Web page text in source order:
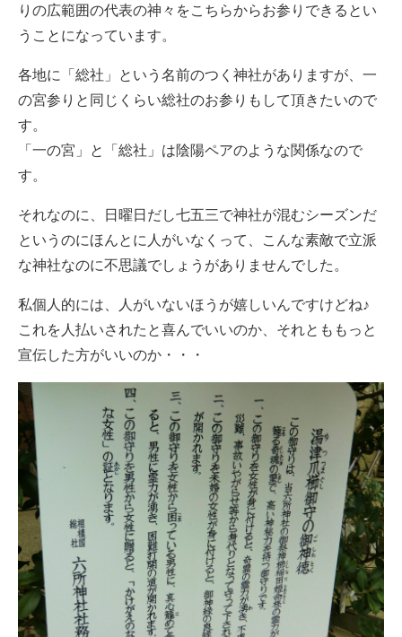
りの広範囲の代表の神々をこちらからお参りできるとい
うことになっています。
各地に「総社」という名前のつく神社がありますが、一
の宮参りと同じくらい総社のお参りもして頂きたいので
す。
「一の宮」と「総社」は陰陽ペアのような関係なので
す。
それなのに、日曜日だし七五三で神社が混むシーズンだ
というのにほんとに人がいなくって、こんな素敵で立派
な神社なのに不思議でしょうがありませんでした。
私個人的には、人がいないほうが嬉しいんですけどね♪
これを人払いされたと喜んでいいのか、それとももっと
宣伝した方がいいのか・・・